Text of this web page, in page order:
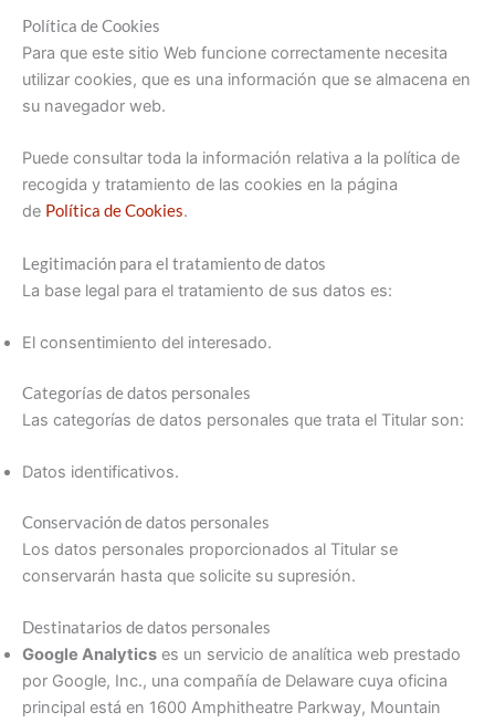
Política de Cookies
Para que este sitio Web funcione correctamente necesita
utilizar cookies, que es una información que se almacena en
su navegador web.
Puede consultar toda la información relativa a la política de
recogida y tratamiento de las cookies en la página
de Política de Cookies.
Legitimación para el tratamiento de datos
La base legal para el tratamiento de sus datos es:
El consentimiento del interesado.
Categorías de datos personales
Las categorías de datos personales que trata el Titular son:
Datos identificativos.
Conservación de datos personales
Los datos personales proporcionados al Titular se
conservarán hasta que solicite su supresión.
Destinatarios de datos personales
Google Analytics es un servicio de analítica web prestado
por Google, Inc., una compañía de Delaware cuya oficina
principal está en 1600 Amphitheatre Parkway, Mountain